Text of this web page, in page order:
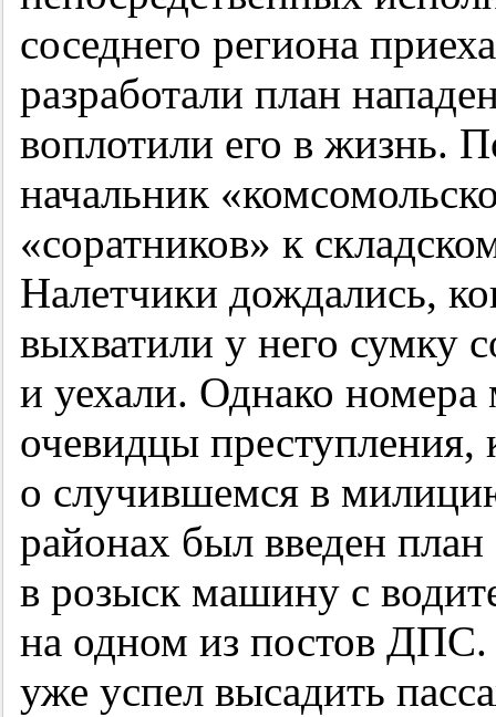
соседнего региона
разработали план
воплотили его в жизнь.
начальник
«соратников» к
Налетчики дождались,
выхватили у него сумку
и уехали. Однако
очевидцы
о случившемся в
районах был введен
в розыск машину с
на одном из постов
уже успел высадить